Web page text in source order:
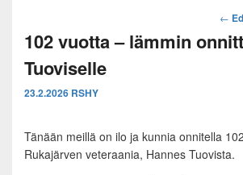
Post
←
102 vuotta – lämmin
Tuoviselle
23.2.2026 RSHY
Tänään meillä on ilo ja kunnia onnitella
Rukajärven veteraania, Hannes Tuovista.